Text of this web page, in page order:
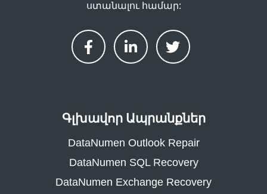
ստանալու համար:
Գլխավոր Ապրանքներ
DataNumen Outlook Repair
DataNumen SQL Recovery
DataNumen Exchange Recovery